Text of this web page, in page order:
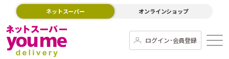
ネットスーパー オンラインショップ
ログイン･会員登録